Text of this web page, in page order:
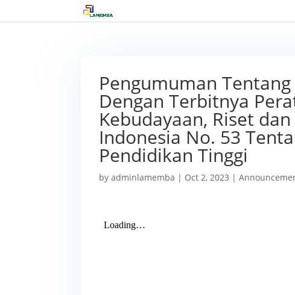
Pengumuman
Dengan Terbitnya
Kebudayaan, Riset
Indonesia No. 53
Pendidikan Tinggi
byadminlamemba | Oct 2, 2023 |